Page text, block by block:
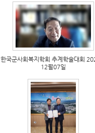
한국군사회복지학회 추계학술대회
12월07일